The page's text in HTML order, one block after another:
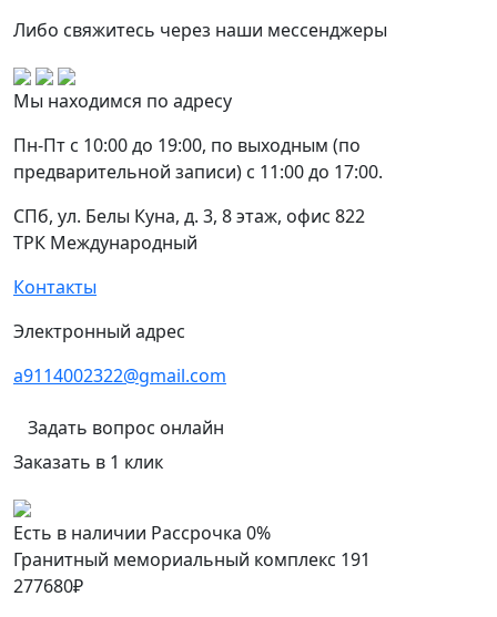
Либо свяжитесь через наши мессенджеры
Мы находимся по адресу
Пн-Пт с 10:00 до 19:00, по выходным (по
предварительной записи) с 11:00 до 17:00.
СПб, ул. Белы Куна, д. 3, 8 этаж, офис 822
ТРК Международный
Контакты
Электронный адрес
a9114002322@gmail.com
Задать вопрос онлайн
Заказать в 1 клик
Есть в наличии Рассрочка 0%
Гранитный мемориальный комплекс 191
277680₽